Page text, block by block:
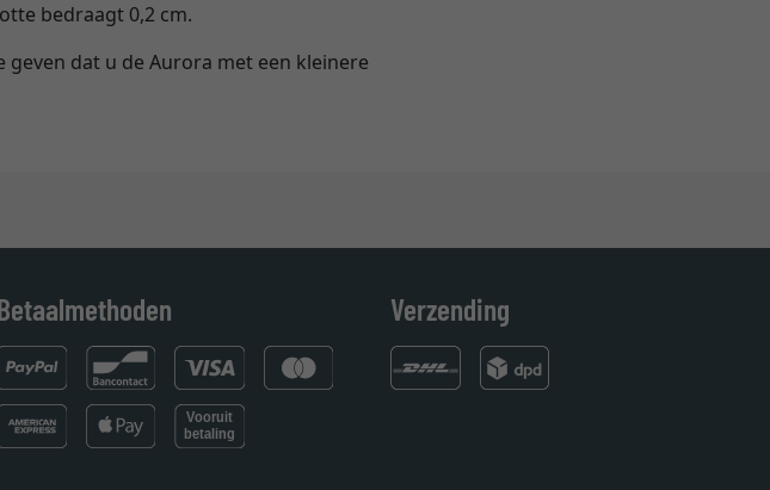
bedraagt 0,2 cm.
geven dat u de Aurora met een kleinere
Verzending